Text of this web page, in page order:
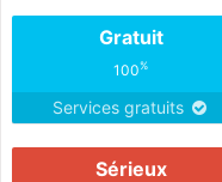
Gratuit
100%
Services gratuits
Sérieux